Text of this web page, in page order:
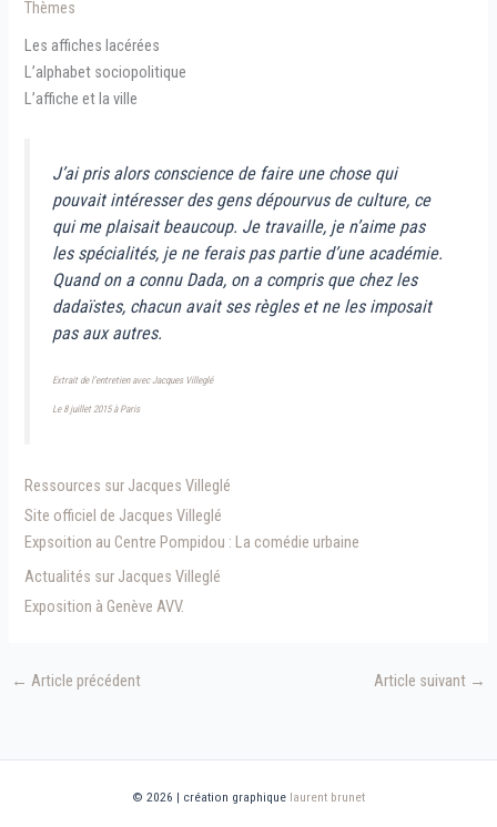
Thèmes
Les affiches lacérées
L’alphabet sociopolitique
L’affiche et la ville
J’ai pris alors conscience de faire une chose qui
pouvait intéresser des gens dépourvus de culture, ce
qui me plaisait beaucoup. Je travaille, je n’aime pas
les spécialités, je ne ferais pas partie d’une académie.
Quand on a connu Dada, on a compris que chez les
dadaïstes, chacun avait ses règles et ne les imposait
pas aux autres.
Extrait de l’entretien avec Jacques Villeglé
Le 8 juillet 2015 à Paris
Ressources sur Jacques Villeglé
Site officiel de Jacques Villeglé
Expsoition au Centre Pompidou : La comédie urbaine
Actualités sur Jacques Villeglé
Exposition à Genève AVV.
← Article précédent Article suivant →
© 2026 | création graphique laurent brunet